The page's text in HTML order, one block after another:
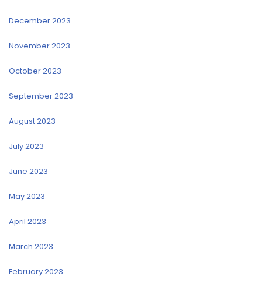
December 2023
November 2023
October 2023
September 2023
August 2023
July 2023
June 2023
May 2023
April 2023
March 2023
February 2023